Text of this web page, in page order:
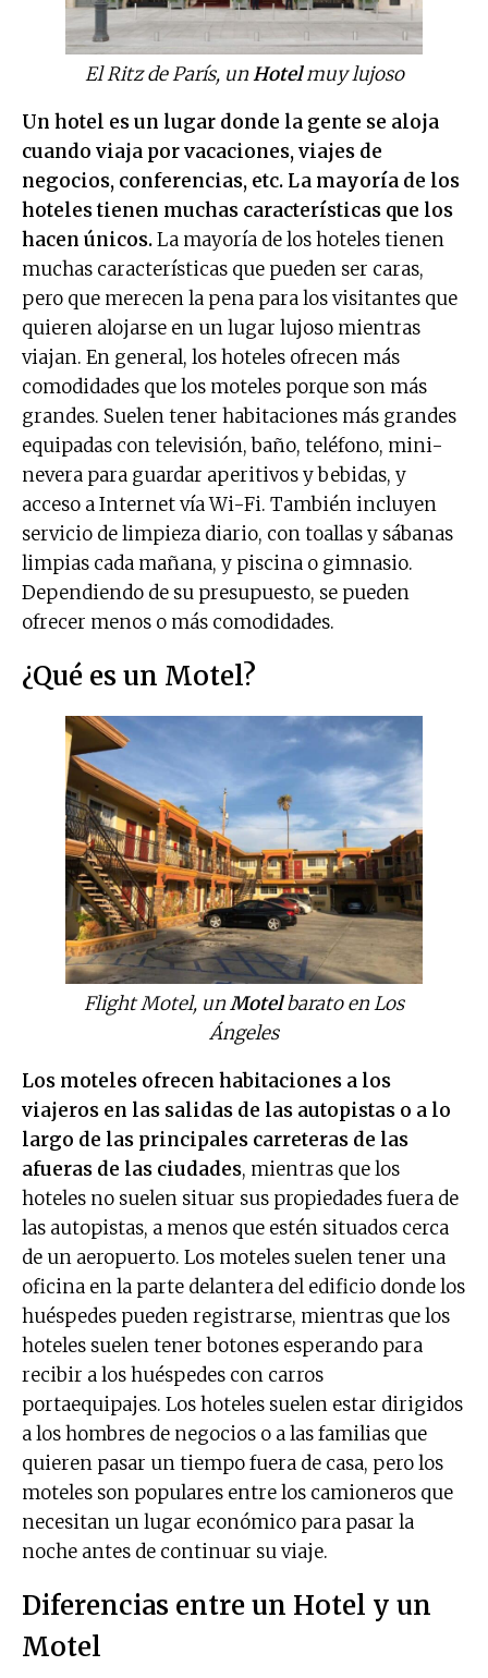
El Ritz de París, unHotelmuy lujoso
Un hotel es un lugar donde la gente se aloja
cuando viaja por vacaciones, viajes de
negocios, conferencias, etc. La mayoría de los
hoteles tienen muchas características que los
hacen únicos.La mayoría de los hoteles tienen
muchas características que pueden ser caras,
pero que merecen la pena para los visitantes que
quieren alojarse en un lugar lujoso mientras
viajan. En general, los hoteles ofrecen más
comodidades que los moteles porque son más
grandes. Suelen tener habitaciones más grandes
equipadas con televisión, baño, teléfono, mini-
nevera para guardar aperitivos y bebidas, y
acceso a Internet vía Wi-Fi. También incluyen
servicio de limpieza diario, con toallas y sábanas
limpias cada mañana, y piscina o gimnasio.
Dependiendo de su presupuesto, se pueden
ofrecer menos o más comodidades.
¿Qué es un Motel?
Flight Motel, unMotelbarato en Los
Ángeles
Los moteles ofrecen habitaciones a los
viajeros en las salidas de las autopistas o a lo
largo de las principales carreteras de las
afueras de las ciudades, mientras que los
hoteles no suelen situar sus propiedades fuera de
las autopistas, a menos que estén situados cerca
de un aeropuerto. Los moteles suelen tener una
oficina en la parte delantera del edificio donde los
huéspedes pueden registrarse, mientras que los
hoteles suelen tener botones esperando para
recibir a los huéspedes con carros
portaequipajes. Los hoteles suelen estar dirigidos
a los hombres de negocios o a las familias que
quieren pasar un tiempo fuera de casa, pero los
moteles son populares entre los camioneros que
necesitan un lugar económico para pasar la
noche antes de continuar su viaje.
Diferencias entre un Hotel y un
Motel